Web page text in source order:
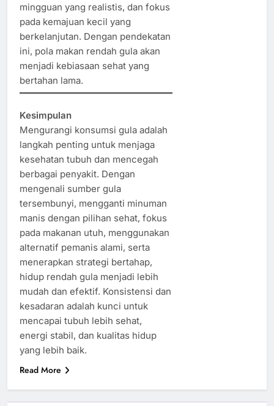
mingguan yang realistis, dan fokus
pada kemajuan kecil yang
berkelanjutan. Dengan pendekatan
ini, pola makan rendah gula akan
menjadi kebiasaan sehat yang
bertahan lama.
Kesimpulan
Mengurangi konsumsi gula adalah
langkah penting untuk menjaga
kesehatan tubuh dan mencegah
berbagai penyakit. Dengan
mengenali sumber gula
tersembunyi, mengganti minuman
manis dengan pilihan sehat, fokus
pada makanan utuh, menggunakan
alternatif pemanis alami, serta
menerapkan strategi bertahap,
hidup rendah gula menjadi lebih
mudah dan efektif. Konsistensi dan
kesadaran adalah kunci untuk
mencapai tubuh lebih sehat,
energi stabil, dan kualitas hidup
yang lebih baik.
Read More